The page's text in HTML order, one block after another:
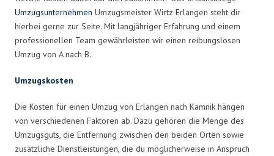
Umzugsunternehmen Umzugsmeister Wirtz Erlangen steht dir
hierbei gerne zur Seite. Mit langjähriger Erfahrung und einem
professionellen Team gewährleisten wir einen reibungslosen
Umzug von A nach B.
Umzugskosten
Die Kosten für einen Umzug von Erlangen nach Kamnik hängen
von verschiedenen Faktoren ab. Dazu gehören die Menge des
Umzugsguts, die Entfernung zwischen den beiden Orten sowie
zusätzliche Dienstleistungen, die du möglicherweise in Anspruch